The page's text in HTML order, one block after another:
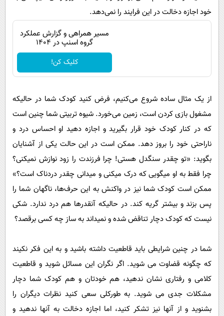
خود اجازه دخالت در این فرایند را نمی‌دهد.
مسیر همراهی و گزارش عملکرد
گروه اسنپ در ۱۴۰۴
کلیک کن!
از یک مثال ساده شروع می‌کنیم، فرض کنید کودک شما در حالیکه
مشغول بازی کردن است، زمین می‌خورد. شیوه تربیتی شما چنین است
که در کنار کودک خود قرار بگیرید و اجازه دهید او احساس درد و
ناراحتی خود را بروز دهد. ممکن است در این حالت یکی از آشنایان
بگوید: «تو چقدر سنگ­دل هستی! چرا فرزندت را زود نوازش نمی­کنی؟
چرا فقط به او می­گویی که درک می­کنی و می­دانی چقدر دردناک است؟»
ممکن است کودک شما نیز در واکنش به این حرف‌ها، ناگهان شما را
پس بزند و بیشتر گریه کند. در حالی­که آنقدرها هم درد ندارد. شکی
نیست که کودک دچار تناقض شده و نمی­داند به ساز چه ­کسی برقصد؟
شما در چنین شرایطی باید قاطعیت داشته باشید و به این فکر نکیند
که چگونه قضاوت می­ شوید. اگر نگران این مسائل شوید و قاطعیت
کلامی و رفتاری نشان ندهید، هم خودتان و هم کودک شما دچار
مشکلات جدی می­ شوید. به ­طورکلی سعی کنید نظرات دیگران را
بشنوید و از آنها نیز تشکر کنید، اما اجازه دخالت به آنها ندهید و